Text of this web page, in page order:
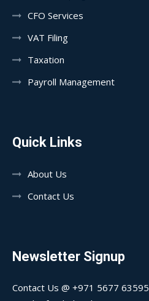
CFO Services
VAT Filing
Taxation
Payroll Management
Quick Links
About Us
Contact Us
Newsletter Signup
Contact Us @ +971 5677 63595